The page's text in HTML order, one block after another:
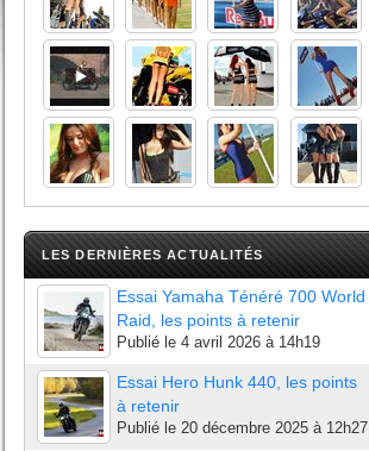
LES DERNIÈRES ACTUALITÉS
Essai Yamaha Ténéré 700 World
Raid, les points à retenir
Publié le 4 avril 2026 à 14h19
Essai Hero Hunk 440, les points
à retenir
Publié le 20 décembre 2025 à 12h27